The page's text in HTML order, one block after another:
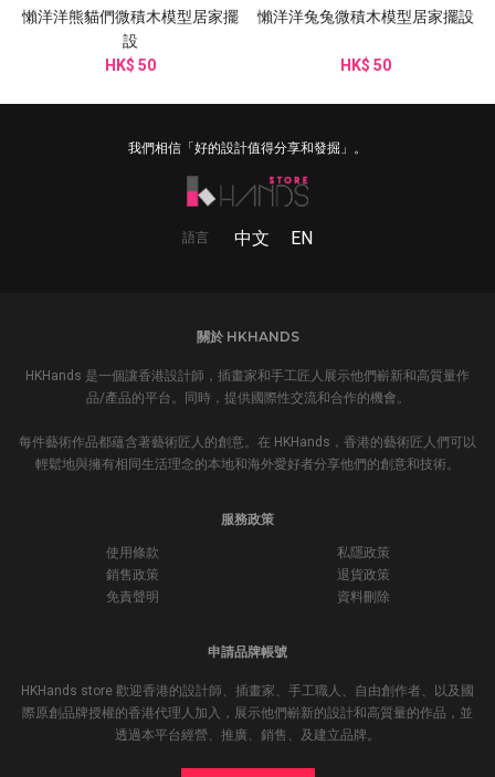
懶洋洋熊貓們微積木模型居家擺
設
HK$ 50
懶洋洋兔兔微積木模型居家擺設
HK$ 50
我們相信「好的設計值得分享和發掘」。
語言 中文 EN
關於 HKHANDS
HKHands 是一個讓香港設計師，插畫家和手工匠人展示他們嶄新和高質量作
品/產品的平台。同時，提供國際性交流和合作的機會。
每件藝術作品都蘊含著藝術匠人的創意。在 HKHands，香港的藝術匠人們可以
輕鬆地與擁有相同生活理念的本地和海外愛好者分享他們的創意和技術。
服務政策
使用條款
私隱政策
銷售政策
退貨政策
免責聲明
資料刪除
申請品牌帳號
HKHands store 歡迎香港的設計師、插畫家、手工職人、自由創作者、以及國
際原創品牌授權的香港代理人加入，展示他們嶄新的設計和高質量的作品，並
透過本平台經營、推廣、銷售、及建立品牌。